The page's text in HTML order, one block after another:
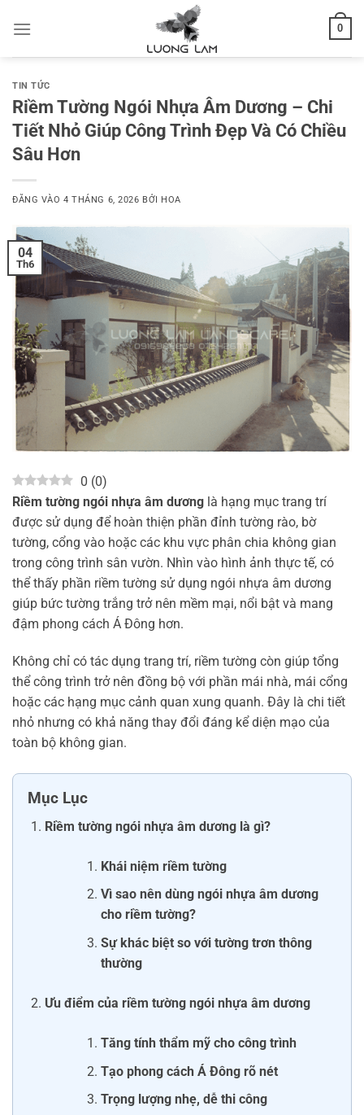
qua
0
TIN TỨC
Riềm Tường Ngói Nhựa Âm Dương – Chi
Tiết Nhỏ Giúp Công Trình Đẹp Và Có Chiều
Sâu Hơn
ĐĂNG VÀO4 THÁNG 6, 2026 BỞI HOA
04
Th6
0 (0)
Riềm tường ngói nhựa âm dương là hạng mục trang trí
được sử dụng để hoàn thiện phần đỉnh tường rào, bờ
tường, cổng vào hoặc các khu vực phân chia không gian
trong công trình sân vườn. Nhìn vào hình ảnh thực tế, có
thể thấy phần riềm tường sử dụng ngói nhựa âm dương
giúp bức tường trắng trở nên mềm mại, nổi bật và mang
đậm phong cách Á Đông hơn.
Không chỉ có tác dụng trang trí, riềm tường còn giúp tổng
thể công trình trở nên đồng bộ với phần mái nhà, mái cổng
hoặc các hạng mục cảnh quan xung quanh. Đây là chi tiết
nhỏ nhưng có khả năng thay đổi đáng kể diện mạo của
toàn bộ không gian.
Mục Lục
Riềm tường ngói nhựa âm dương là gì?
Khái niệm riềm tường
Vì sao nên dùng ngói nhựa âm dương
cho riềm tường?
Sự khác biệt so với tường trơn thông
thường
Ưu điểm của riềm tường ngói nhựa âm dương
Tăng tính thẩm mỹ cho công trình
Tạo phong cách Á Đông rõ nét
Trọng lượng nhẹ, dễ thi công